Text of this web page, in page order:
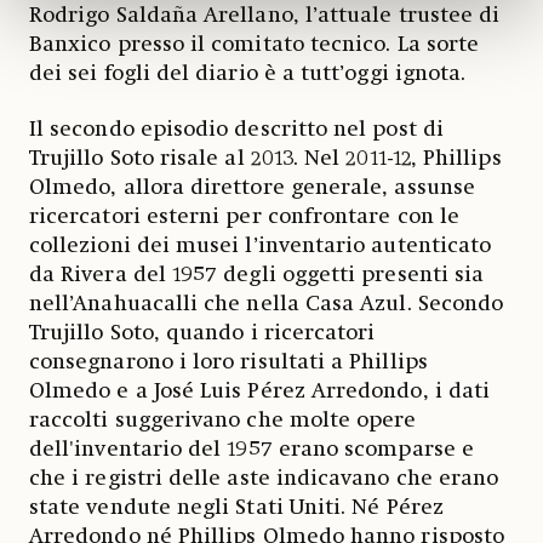
Rodrigo Saldaña Arellano, l’attuale trustee di
Banxico presso il comitato tecnico. La sorte
dei sei fogli del diario è a tutt’oggi ignota.
Il secondo episodio descritto nel post di
Trujillo Soto risale al 2013. Nel 2011-12, Phillips
Olmedo, allora direttore generale, assunse
ricercatori esterni per confrontare con le
collezioni dei musei l’inventario autenticato
da Rivera del 1957 degli oggetti presenti sia
nell’Anahuacalli che nella Casa Azul. Secondo
Trujillo Soto, quando i ricercatori
consegnarono i loro risultati a Phillips
Olmedo e a José Luis Pérez Arredondo, i dati
raccolti suggerivano che molte opere
dell'inventario del 1957 erano scomparse e
che i registri delle aste indicavano che erano
state vendute negli Stati Uniti. Né Pérez
Arredondo né Phillips Olmedo hanno risposto